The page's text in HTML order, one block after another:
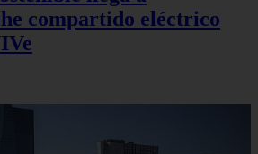
compartido eléctrico